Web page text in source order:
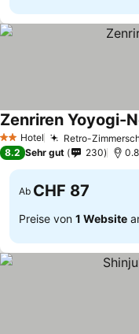
2 Sterne
Hotel Retro-
Zenriren Yoyogi-
8.2 Sehr gut 230
Ab CHF 87
Preise von 1 Website